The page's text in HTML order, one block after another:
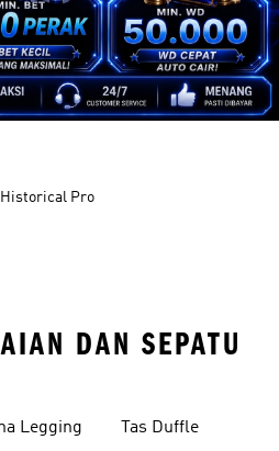
Historical Pro
DAN SEPATU
Legging Tas Duffle